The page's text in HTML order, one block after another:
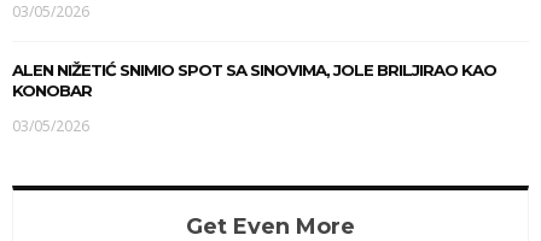
03/05/2026
ALEN NIŽETIĆ SNIMIO SPOT SA SINOVIMA, JOLE BRILJIRAO KAO
KONOBAR
03/05/2026
Get Even More